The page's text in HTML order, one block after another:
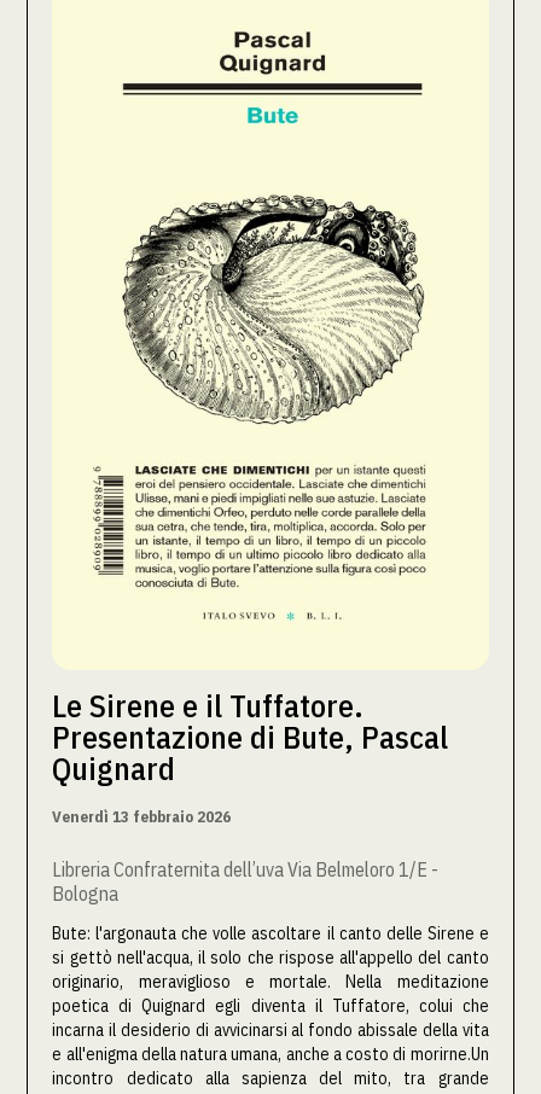
Le Sirene e il Tuffatore.
Presentazione di Bute, Pascal
Quignard
Venerdì 13 febbraio 2026
Libreria Confraternita dell’uva Via Belmeloro 1/E -
Bologna
Bute: l'argonauta che volle ascoltare il canto delle Sirene e
si gettò nell'acqua, il solo che rispose all'appello del canto
originario, meraviglioso e mortale. Nella meditazione
poetica di Quignard egli diventa il Tuffatore, colui che
incarna il desiderio di avvicinarsi al fondo abissale della vita
e all'enigma della natura umana, anche a costo di morirne.Un
incontro dedicato alla sapienza del mito, tra grande